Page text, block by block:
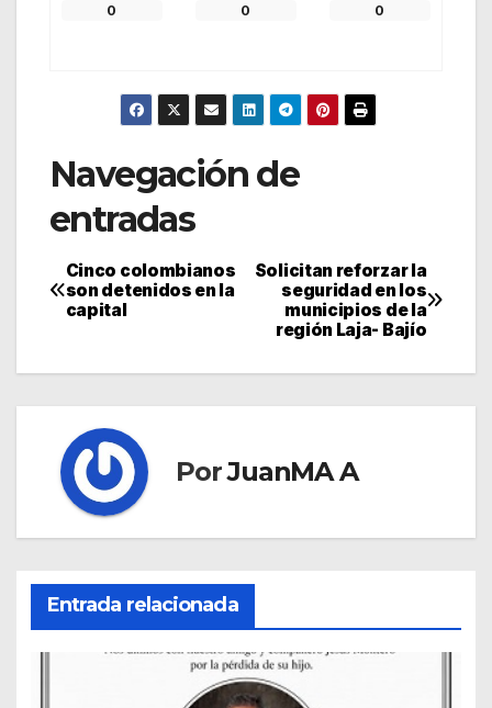
0 0 0
Navegación de
entradas
Solicitan reforzar la
seguridad en los
municipios de la
región Laja- Bajío
Cinco colombianos
son detenidos en la
capital
PorJuanMA A
Entrada relacionada